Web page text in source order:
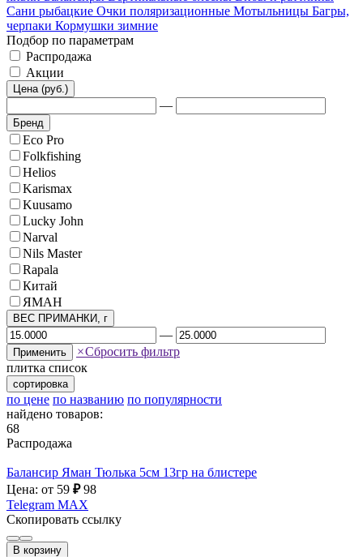
Сани рыбацкие Очки поляризационные Мотыльницы Багры,
черпаки Кормушки зимние
Подбор по параметрам
Распродажа
Акции
Цена (руб.)
—
Бренд
Eco Pro
Folkfishing
Helios
Karismax
Kuusamo
Lucky John
Narval
Nils Master
Rapala
Китай
ЯМАН
ВЕС ПРИМАНКИ, г
—
Применить ×Сбросить фильтр
плитка список
сортировка
по цене по названию по популярности
найдено товаров:
68
Распродажа
Балансир Яман Тюлька 5см 13гр на блистере
Цена: от 59 ₽ 98
Telegram MAX
Скопировать ссылку
В корзину